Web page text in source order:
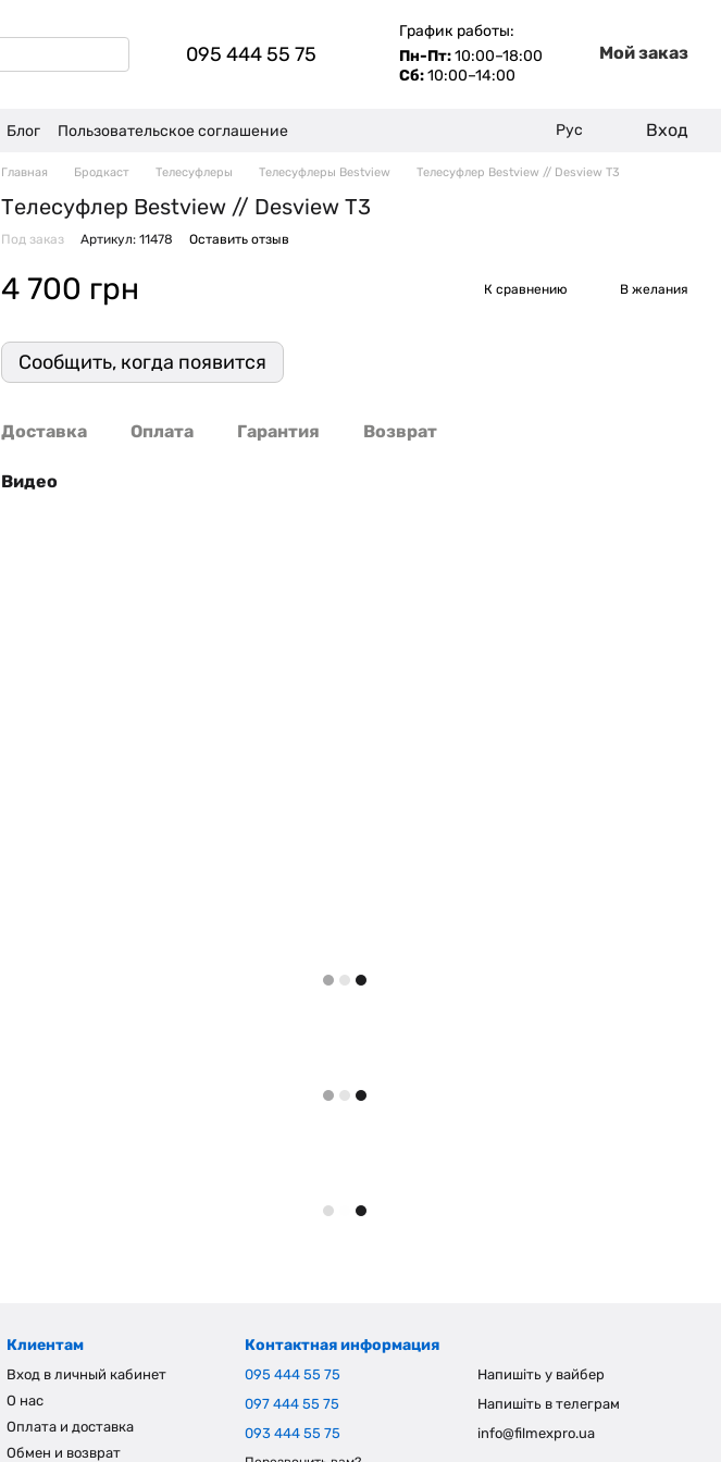
095 444 55 75
График работы:
Пн-Пт:10:00–18:00
Сб:10:00–14:00
Мой заказ
Блог
Пользовательское соглашение
Рус Вход
Главная Бродкаст Телесуфлеры Телесуфлеры Bestview Телесуфлер Bestview // Desview T3
Телесуфлер Bestview // Desview T3
Под заказ Артикул: 11478 Оставить отзыв
4 700 грн К сравнению В желания
Сообщить, когда появится
Доставка Оплата Гарантия Возврат
Видео
Клиентам
Вход в личный кабинет
О нас
Оплата и доставка
Обмен и возврат
Контактная информация
095 444 55 75
097 444 55 75
093 444 55 75
Напишіть у вайбер
Напишіть в телеграм
info@filmexpro.ua